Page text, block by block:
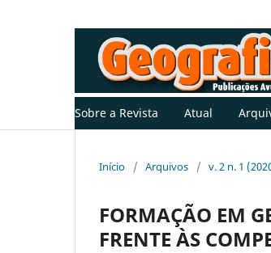
Sobre a Revista Atual
Início / Arquivos / v. 2 n. 1
FORMAÇÃO EM
FRENTE ÀS